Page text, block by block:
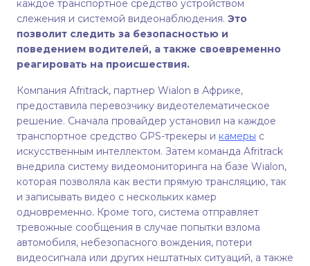
каждое транспортное средство устройством
слежения и системой видеонаблюдения. Это
позволит следить за безопасностью и
поведением водителей, а также своевременно
реагировать на происшествия.
Компания Afritrack, партнер Wialon в Африке,
предоставила перевозчику видеотелематическое
решение. Сначала провайдер установил на каждое
транспортное средство GPS-трекеры и камеры с
искусственным интеллектом. Затем команда Afritrack
внедрила систему видеомониторинга на базе Wialon,
которая позволяла как вести прямую трансляцию, так
и записывать видео с нескольких камер
одновременно. Кроме того, система отправляет
тревожные сообщения в случае попытки взлома
автомобиля, небезопасного вождения, потери
видеосигнала или других нештатных ситуаций, а также